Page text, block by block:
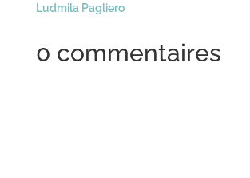
Ludmila Pagliero
0 commentaires